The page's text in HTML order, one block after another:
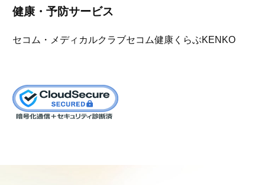
健康・予防サービス
セコム・メディカルクラブセコム健康くらぶKENKO